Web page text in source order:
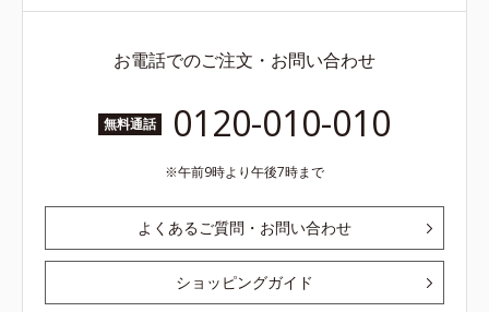
お電話でのご注文・お問い合わせ
無料通話 0120-010-010
午前9時より午後7時まで
よくあるご質問・お問い合わせ
ショッピングガイド